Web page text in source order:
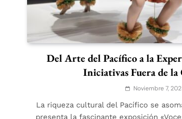
Del Arte del Pacífico a la
Iniciativas Fuera de
Noviembre 7,
La riqueza cultural del Pacífico se
presenta la fascinante exposición